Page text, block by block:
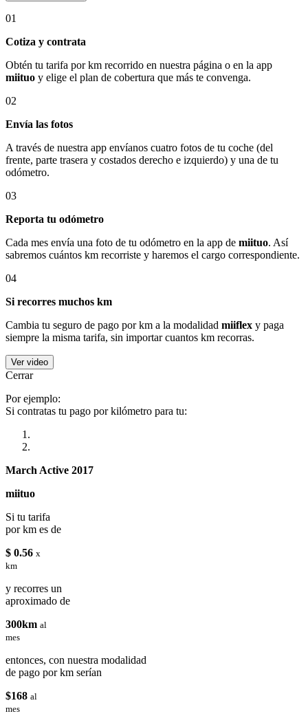
01
Cotiza y contrata
Obtén tu tarifa por km recorrido en nuestra página o en la app
miituo y elige el plan de cobertura que más te convenga.
02
Envía las fotos
A través de nuestra app envíanos cuatro fotos de tu coche (del
frente, parte trasera y costados derecho e izquierdo) y una de tu
odómetro.
03
Reporta tu odómetro
Cada mes envía una foto de tu odómetro en la app de miituo. Así
sabremos cuántos km recorriste y haremos el cargo correspondiente.
04
Si recorres muchos km
Cambia tu seguro de pago por km a la modalidad miiflex y paga
siempre la misma tarifa, sin importar cuantos km recorras.
Ver video
Cerrar
Por ejemplo:
Si contratas tu pago por kilómetro para tu:
March Active 2017
miituo
Si tu tarifa
por km es de
$ 0.56 x
km
y recorres un
aproximado de
300km al
mes
entonces, con nuestra modalidad
de pago por km serían
$168 al
mes